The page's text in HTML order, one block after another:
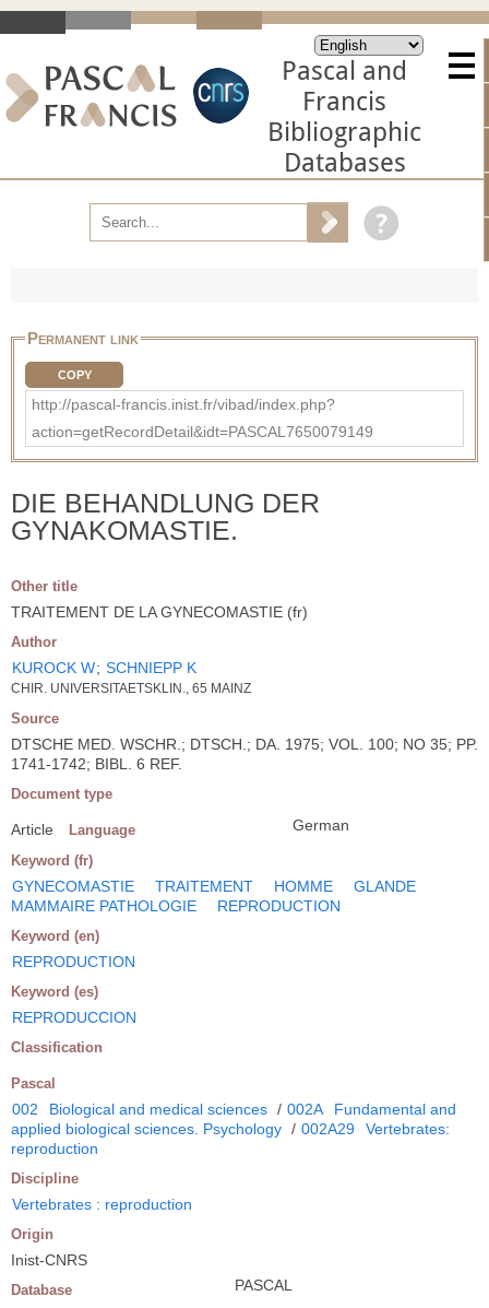
Pascal and
Francis
Bibliographic
Databases
Permanent link
COPY
http://pascal-francis.inist.fr/vibad/index.php?
action=getRecordDetail&idt=PASCAL7650079149
DIE BEHANDLUNG DER
GYNAKOMASTIE.
Other title
TRAITEMENT DE LA GYNECOMASTIE (fr)
Author
KUROCK W; SCHNIEPP K
CHIR. UNIVERSITAETSKLIN., 65 MAINZ
Source
DTSCHE MED. WSCHR.; DTSCH.; DA. 1975; VOL. 100; NO 35; PP.
1741-1742; BIBL. 6 REF.
Document type
Article Language German
Keyword (fr)
GYNECOMASTIE TRAITEMENT HOMME
GLANDE
MAMMAIRE PATHOLOGIE
REPRODUCTION
Keyword (en)
REPRODUCTION
Keyword (es)
REPRODUCCION
Classification
Pascal
002 Biological and medical sciences / 002A
Fundamental and
applied biological sciences. Psychology / 002A29
Vertebrates:
reproduction
Discipline
Vertebrates : reproduction
Origin
Inist-CNRS
Database PASCAL